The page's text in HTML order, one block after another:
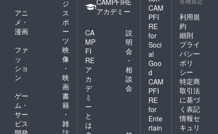
ジ
アニ
メ・
漫画
ス
ポ
ー
ツ
ファ
ッ
ショ
ン
映
像
・
映
画
ゲー
ム・
サー
ビス
書
籍
・
雑
CAMPFIRE
アカデミー
CA
MP
FI
RE
ア
カ
デ
ミ
ー
と
は
説
明
会
・
相
談
会
CAM
PFI
RE
for
Soci
al
Goo
d
CAM
PFI
RE
for
Ente
rtain
利用規
約
細則
プライ
バシー
ポリ
シー
特定商
取引法
に基づ
く表記
情報セ
キュリ